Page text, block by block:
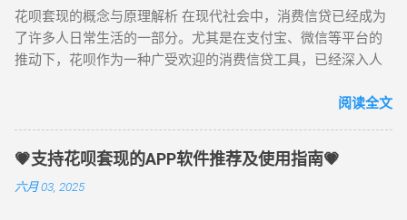
避免轻信他人。 以上内容仅供参考，具体的手续费金额以支付
宝的规定和实际交易为准。在使用花呗付款时，建议仔细阅读
相关的费用说明和注意事项，以确保对手续费有清晰的了解。
花呗套现的概念与原理解析 在现代社会中，消费信贷已经成为
了许多人日常生活的一部分。尤其是在支付宝、微信等平台的
推动下，花呗作为一种广受欢迎的消费信贷工具，已经深入人
且用户的消费需求也在不断扩大。除了直接用于消费购物外，
概念。 一、什么是花呗套现？ “花呗套现”指的是通过一些特殊
的手段，将花呗账户中的消费额度转化为现金，进而用于个人
或企业的资金周转。实际上，花呗套现并不是花呗本身的功能
阅读全文
💗支持花呗套现的APP软件推荐及使用指南💗
六月 03, 2025